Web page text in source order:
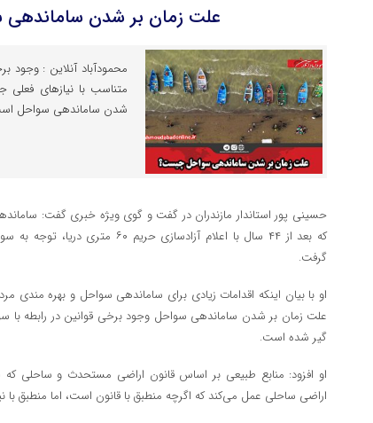
علت زمان بر شدن
محمودآباد آنلاین :
متناسب با نیاز‌های فعلی
شدن ساماندهی سواحل
حسینی پور استاندار مازندران در گفت و گوی ویژه خبری گفت:
که بعد از ۴۴ سال با اعلام
گرفت.
او با بیان اینکه اقدامات زیادی برای ساماندهی سواحل و بهره مندی
علت زمان بر شدن ساماندهی سواحل وجود برخی قوانین در رابطه با
گیر شده است.
اراضی ساحلی عمل می‌کند که اگرچه منطبق با قانون است، اما منطبق با